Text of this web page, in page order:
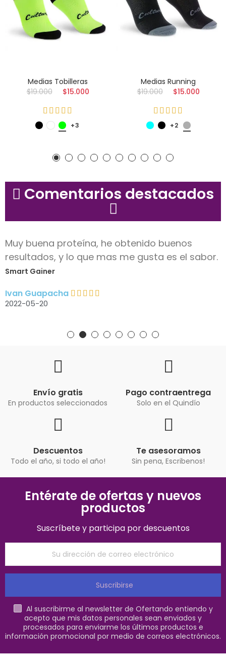
Medias Tobilleras
$19.000
$15.000
+3
Medias Running
$19.000
$15.000
+2
Comentarios destacados
Muy buena proteína, he obtenido buenos
resultados, y lo que mas me gusta es el sabor.
Smart Gainer
Ivan Guapacha
2022-05-20
Envío gratis
En productos seleccionados
Pago contraentrega
Solo en el Quindío
Descuentos
Todo el año, si todo el año!
Te asesoramos
Sin pena, Escribenos!
Entérate de ofertas y nuevos
productos
Suscríbete y participa por descuentos
Suscribirse
Al suscribirme al newsletter de Ofertando entiendo y
acepto que mis datos personales sean enviados y
procesados para enviarme los últimos productos e
información promocional por medio de correos electrónicos.